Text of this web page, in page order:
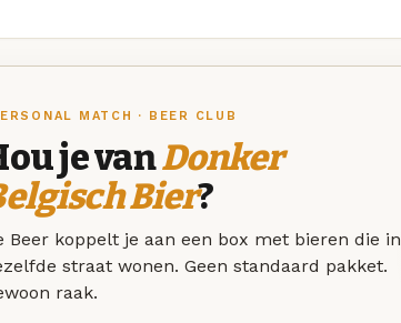
MATCH · BEER CLUB
je vanDonker
Bier?
Beer koppelt je aan een box met bieren die in
straat wonen. Geen standaard pakket.
raak.